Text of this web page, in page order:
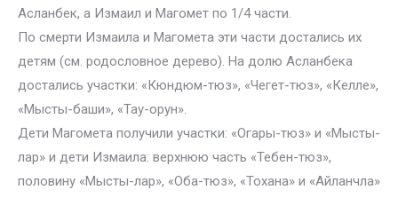
Асланбек, а Измаил и Магомет по 1/4 части.
По смерти Измаила и Магомета эти части достались их
детям (см. родословное дерево). На долю Асланбека
достались участки: «Кюндюм-тюз», «Чегет-тюз», «Келле»,
«Мысты-баши», «Тау-орун».
Дети Магомета получили участки: «Огары-тюз» и «Мысты-
лар» и дети Измаила: верхнюю часть «Тебен-тюз»,
половину «Мысты-лар», «Оба-тюз», «Тохана» и «Айланчла»